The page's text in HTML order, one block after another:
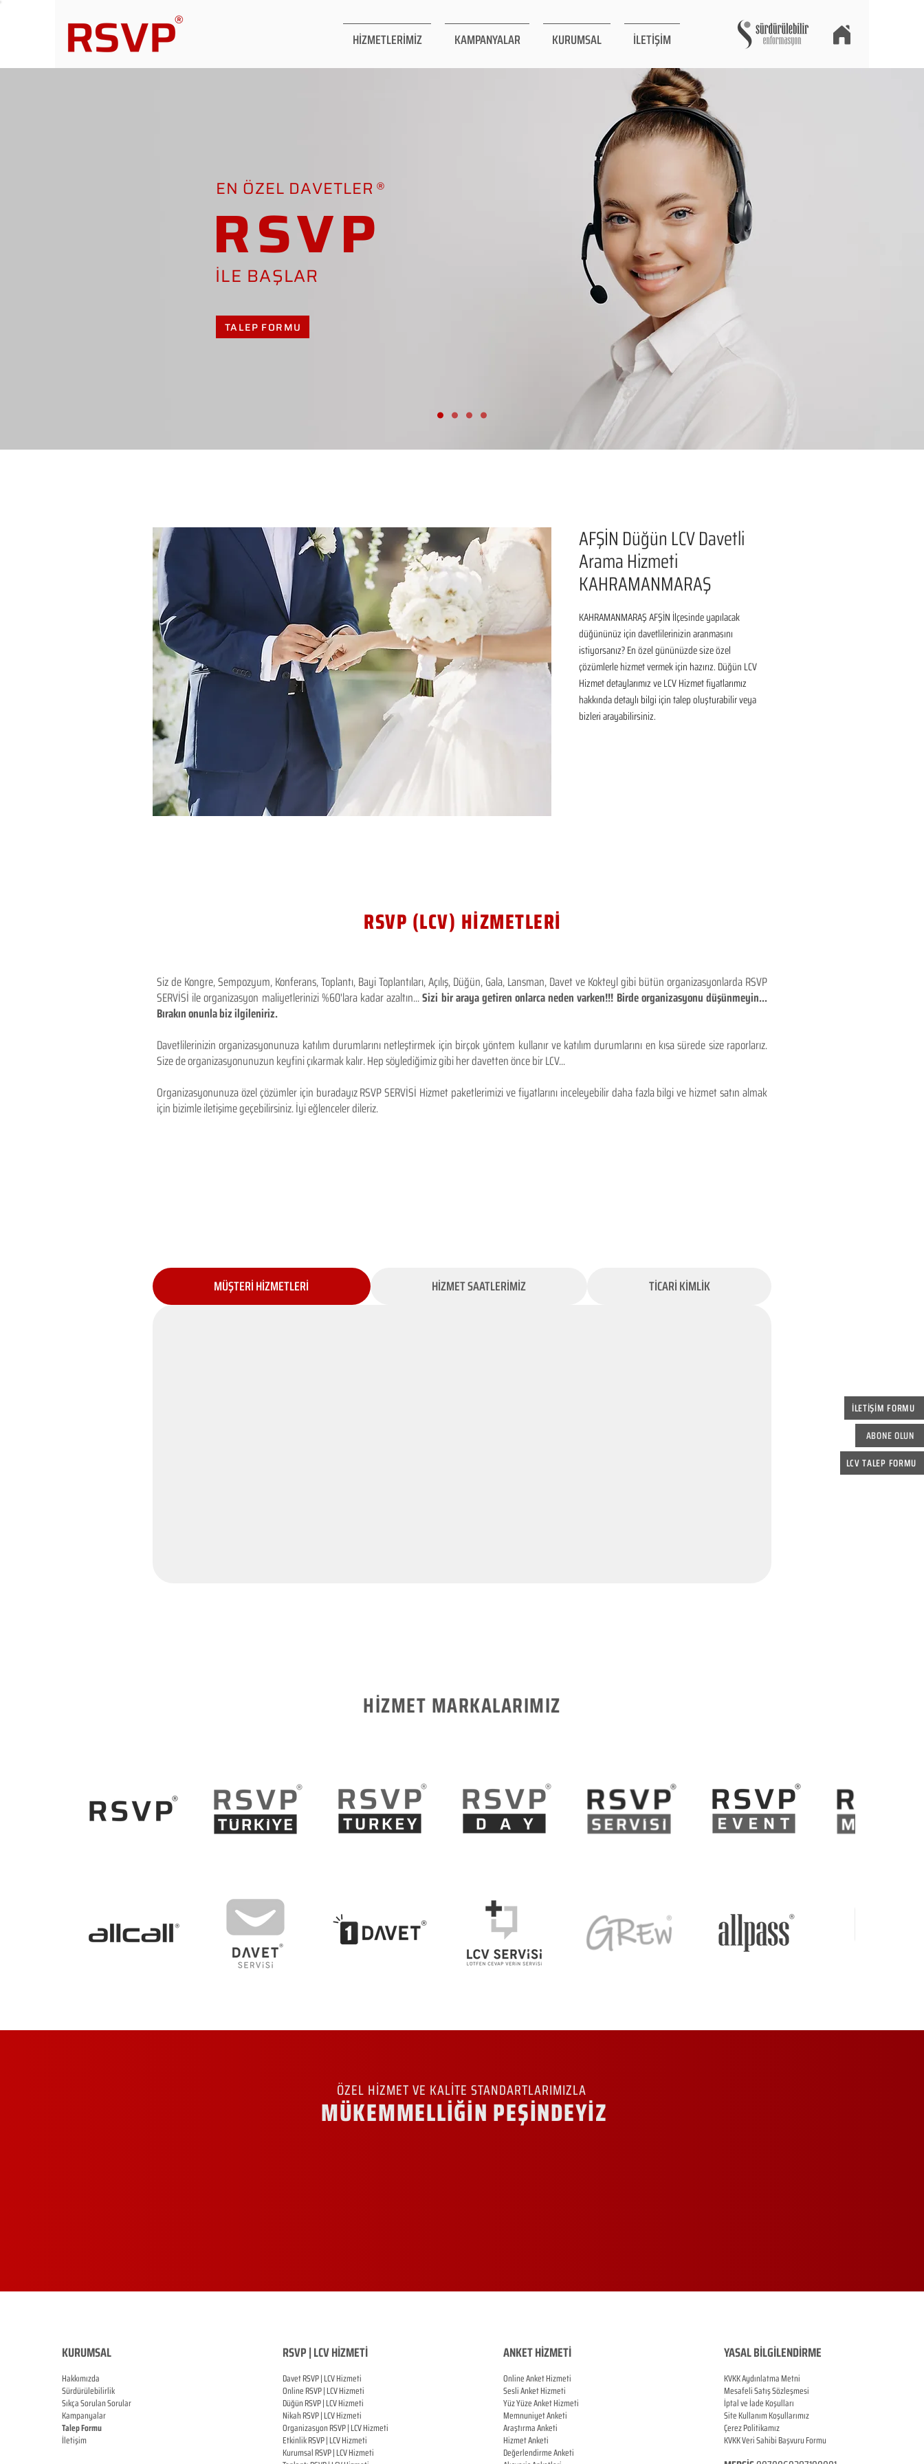
HİZMETLERİMİZ KAMPANYALAR KURUMSAL İLETİŞİM
İLETİŞİM FORMU
ABONE OLUN
LCV TALEP FORMU
EN ÖZEL DAVETLER
RSVP
İLE BAŞLAR
TALEP FORMU
AFŞİN Düğün LCV Davetli
Arama Hizmeti
KAHRAMANMARAŞ
KAHRAMANMARAŞ AFŞİN İlçesinde yapılacak
düğününüz için davetlilerinizin aranmasını
istiyorsanız? En özel gününüzde size özel
çözümlerle hizmet vermek için hazırız. Düğün LCV
Hizmet detaylarımız ve LCV Hizmet fiyatlarımız
hakkında detaylı bilgi için talep oluşturabilir veya
bizleri arayabilirsiniz.
RSVP (LCV) HİZMETLERİ
Siz de Kongre, Sempozyum, Konferans, Toplantı, Bayi Toplantıları, Açılış, Düğün, Gala, Lansman, Davet ve Kokteyl gibi bütün organizasyonlarda RSVP
SERVİSİ ile organizasyon maliyetlerinizi %60'lara kadar azaltın...Sizi bir araya getiren onlarca neden varken!!! Birde organizasyonu düşünmeyin...
Bırakın onunla biz ilgileniriz.
Davetlilerinizin organizasyonunuza katılım durumlarını netleştirmek için birçok yöntem kullanır ve katılım durumlarını en kısa sürede size raporlarız.
Size de organizasyonunuzun keyfini çıkarmak kalır. Hep söylediğimiz gibi her davetten önce bir LCV...
Organizasyonunuza özel çözümler için buradayız RSVP SERVİSİ Hizmet paketlerimizi ve fiyatlarını inceleyebilir daha fazla bilgi ve hizmet satın almak
için bizimle iletişime geçebilirsiniz. İyi eğlenceler dileriz.
MÜŞTERİ HİZMETLERİ HİZMET SAATLERİMİZ TİCARİ KİMLİK
HİZMET MARKALARIMIZ
ÖZEL HİZMET VE KALİTE STANDARTLARIMIZLA
MÜKEMMELLİĞİN PEŞİNDEYİZ
KURUMSAL
Hakkımızda
Sürdürülebilirlik
Sıkça Sorulan Sorular
Kampanyalar
Talep Formu
İletişim
RSVP | LCV HİZMETİ
Davet RSVP | LCV Hizmeti
OnlineRSVP |LCV Hizmeti
DüğünRSVP |LCV Hizmeti
NikahRSVP |LCV Hizmeti
OrganizasyonRSVP |LCV Hizmeti
EtkinlikRSVP |LCV Hizmeti
KurumsalRSVP |LCV Hizmeti
ANKET HİZMETİ
Online Anket Hizmeti
Sesli Anket Hizmeti
Yüz Yüze Anket Hizmeti
Memnuniyet Anketi
Araştırma Anketi
Hizmet Anketi
Değerlendirme Anketi
YASAL BİLGİLENDİRME
KVKK Aydınlatma Metni
Mesafeli Satış Sözleşmesi
İptal ve İade Koşulları
Site Kullanım Koşullarımız
Çerez Politikamız
KVKK Veri Sahibi Başvuru Formu